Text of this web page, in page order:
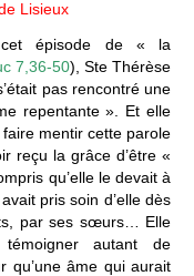
Lisieux
cet épisode de « la
7,36-50), Ste Thérèse
pas rencontré une
repentante ». Et elle
mentir cette parole
reçu la grâce d’être «
qu’elle le devait à
pris soin d’elle dès
par ses sœurs… Elle
autant de
qu’une âme qui aurait